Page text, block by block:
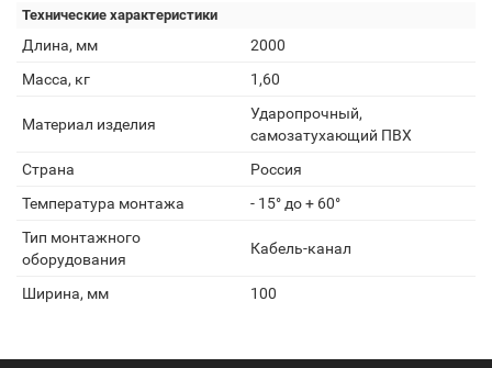
Технические характеристики
Длина, мм
2000
Масса, кг
1,60
Материал изделия
Ударопрочный,
самозатухающий ПВХ
Страна
Россия
Температура монтажа
- 15° до + 60°
Тип монтажного
оборудования
Кабель-канал
Ширина, мм 100